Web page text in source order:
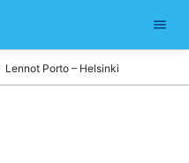
Lennot Porto – Helsinki